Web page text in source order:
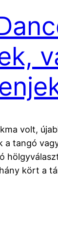
volt,
a tangó
kört a